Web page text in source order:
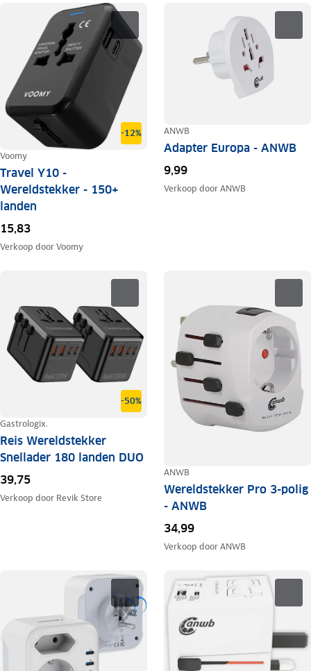
-12%
Voomy
Travel Y10 -
Wereldstekker - 150+
landen
15,83
Verkoop doorVoomy
ANWB
Adapter Europa - ANWB
9,99
Verkoop doorANWB
-50%
Gastrologix.
Reis Wereldstekker
Snellader 180 landen DUO
39,75
Verkoop door Revik Store
ANWB
Wereldstekker Pro 3-polig
- ANWB
34,99
Verkoop doorANWB